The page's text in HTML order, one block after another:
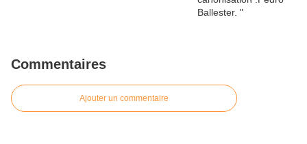
Commentaires
Ajouter un commentaire